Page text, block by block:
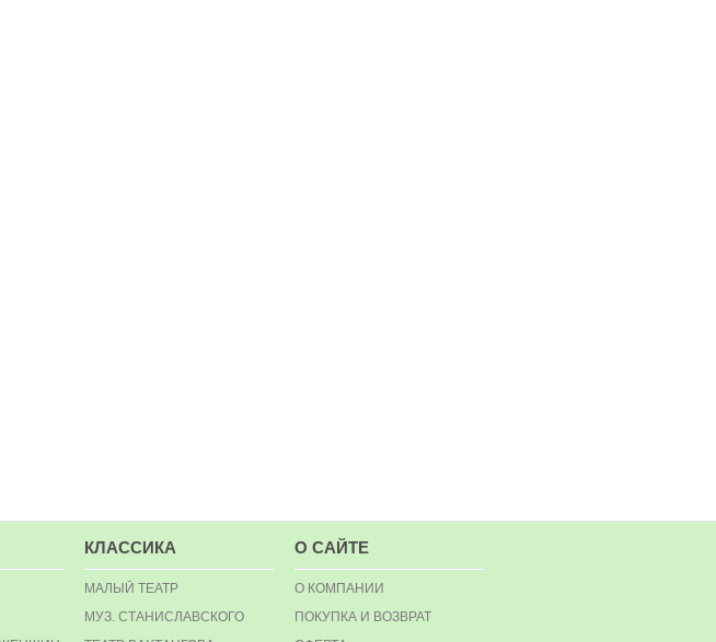
КЛАССИКА
МАЛЫЙ ТЕАТР
МУЗ. СТАНИСЛАВСКОГО
О САЙТЕ
О КОМПАНИИ
ПОКУПКА И ВОЗВРАТ